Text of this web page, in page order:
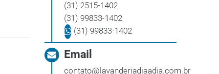
(31) 2515-1402
(31) 99833-1402
(31) 99833-1402
Email
contato@lavanderiadiaadia.com.br